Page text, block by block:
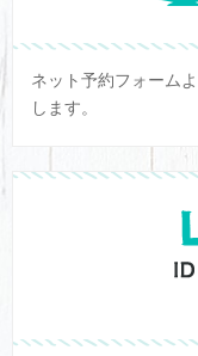
ネット予約フォーム
します。